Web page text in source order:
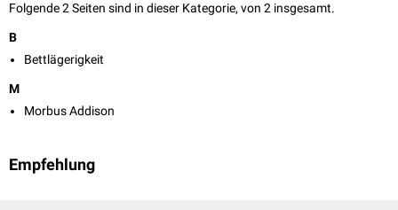
Folgende 2 Seiten sind in dieser Kategorie, von 2 insgesamt.
B
Bettlägerigkeit
M
Morbus Addison
Empfehlung